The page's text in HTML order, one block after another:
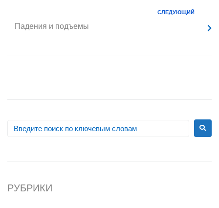
СЛЕДУЮЩИЙ
Падения и подъемы
РУБРИКИ